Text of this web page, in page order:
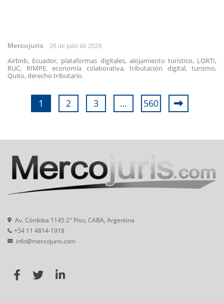
Mercojuris 26 de julio de 2026
Airbnb, Ecuador, plataformas digitales, alojamiento turístico, LORTI,
RUC, RIMPE, economía colaborativa, tributación digital, turismo,
Quito, derecho tributario
1 2 3 … 560
Av. Córdoba 1145 2° Piso, CABA, Argentina
+54 11 4814-1918
info@mercojuris.com